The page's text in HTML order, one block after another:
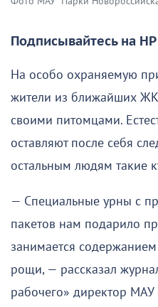
Подписывайтесь на НР
На особо охраняемую
жители из ближайших ЖК
своими питомцами.
оставляют после себя
остальным людям такие
— Специальные урны с
пакетов нам подарило
занимается
рощи, — рассказал
рабочего» директор